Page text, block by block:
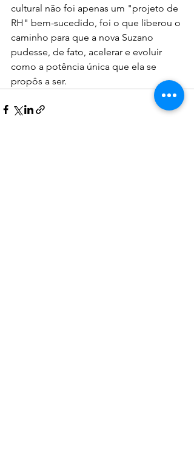
cultural não foi apenas um "projeto de
RH" bem-sucedido, foi o que liberou o
caminho para que a nova Suzano
pudesse, de fato, acelerar e evoluir
como a potência única que ela se
propôs a ser.